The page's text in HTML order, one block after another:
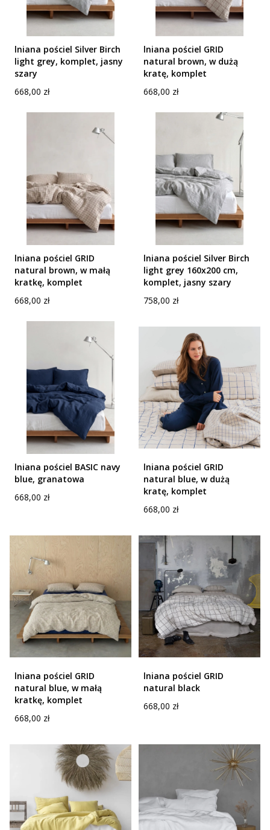
lniana pościel Silver Birch
light grey, komplet, jasny
szary
Cena
668,00 zł
lniana pościel GRID
natural brown, w dużą
kratę, komplet
Cena
668,00 zł
lniana pościel GRID
natural brown, w małą
kratkę, komplet
Cena
668,00 zł
lniana pościel Silver Birch
light grey 160x200 cm,
komplet, jasny szary
Cena
758,00 zł
lniana pościel BASIC navy
blue, granatowa
Cena
668,00 zł
lniana pościel GRID
natural blue, w dużą
kratę, komplet
Cena
668,00 zł
lniana pościel GRID
natural blue, w małą
kratkę, komplet
Cena
668,00 zł
lniana pościel GRID
natural black
Cena
668,00 zł